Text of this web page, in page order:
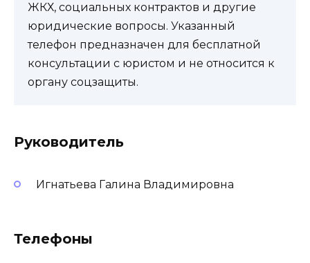
ЖКХ, социальных контрактов и другие
юридические вопросы. Указанный
телефон предназначен для бесплатной
консультации с юристом и не относится к
органу соцзащиты.
Руководитель
Игнатьева Галина Владимировна
Телефоны